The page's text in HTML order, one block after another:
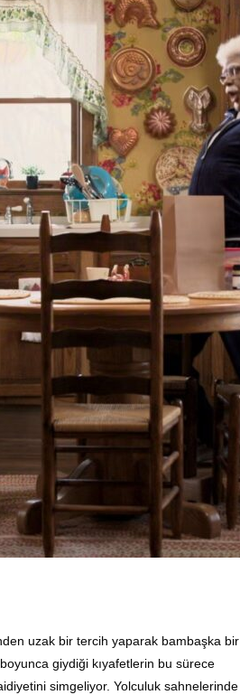
uzak bir tercih yaparak bambaşka bir
giydiği kıyafetlerin bu sürece
simgeliyor. Yolculuk sahnelerinde